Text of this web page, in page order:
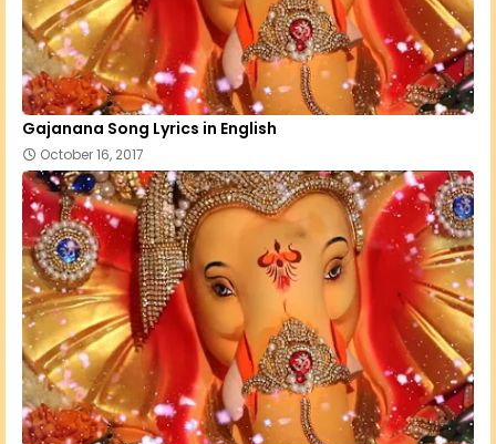
Gajanana Song Lyrics in English
October 16, 2017